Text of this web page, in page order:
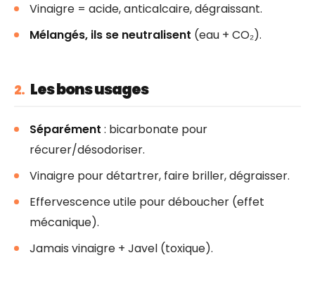
Vinaigre = acide, anticalcaire, dégraissant.
Mélangés, ils se neutralisent (eau + CO₂).
2. Les bons usages
Séparément : bicarbonate pour
récurer/désodoriser.
Vinaigre pour détartrer, faire briller, dégraisser.
Effervescence utile pour déboucher (effet
mécanique).
Jamais vinaigre + Javel (toxique).